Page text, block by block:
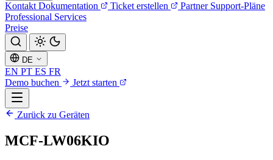
Kontakt Dokumentation Ticket erstellen Partner Support-Pläne
Professional Services
Preise
DE
EN PT ES FR
Demo buchen
Jetzt starten
Zurück zu Geräten
MCF-LW06KIO